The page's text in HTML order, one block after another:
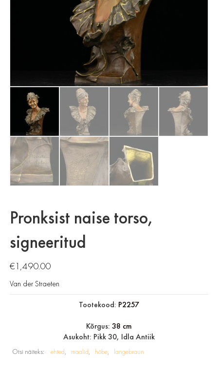
Pronksist naise torso,
signeeritud
€1,490.00
Van der Straeten
Tootekood: P2257
Kõrgus: 38 cm
Asukoht: Pikk 30, Idla Antiik
Otsi näiteks: ehted maalid hõbe langebraun